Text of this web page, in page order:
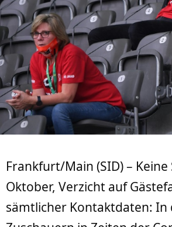
Frankfurt/Main (SID) –
Oktober, Verzicht auf
sämtlicher Kontaktdaten: In